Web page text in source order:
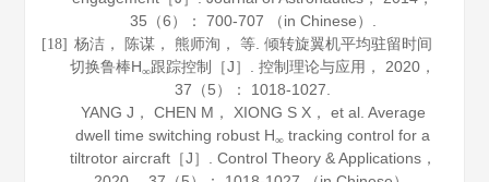
35 （6）： 700-707 （in Chinese）.
[18] 杨洁， 陈谋， 熊师洵， 等. 倾转旋翼机平均驻留时间
切换鲁棒H∞跟踪控制［J］.控制理论与应用 ， 2020 ，
37 （5）： 1018-1027.
YANG J， CHEN M， XIONG S X， et al. Average
dwell time switching robust H∞ tracking control for a
tiltrotor aircraft［J］. Control Theory & Applications，